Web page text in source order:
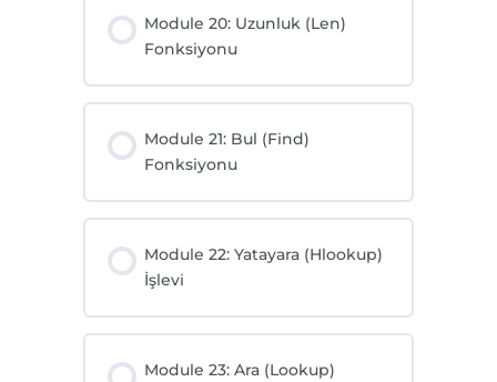
Module 20: Uzunluk (Len)
Fonksiyonu
Module 21: Bul (Find)
Fonksiyonu
Module 22: Yatayara (Hlookup)
İşlevi
Module 23: Ara (Lookup)